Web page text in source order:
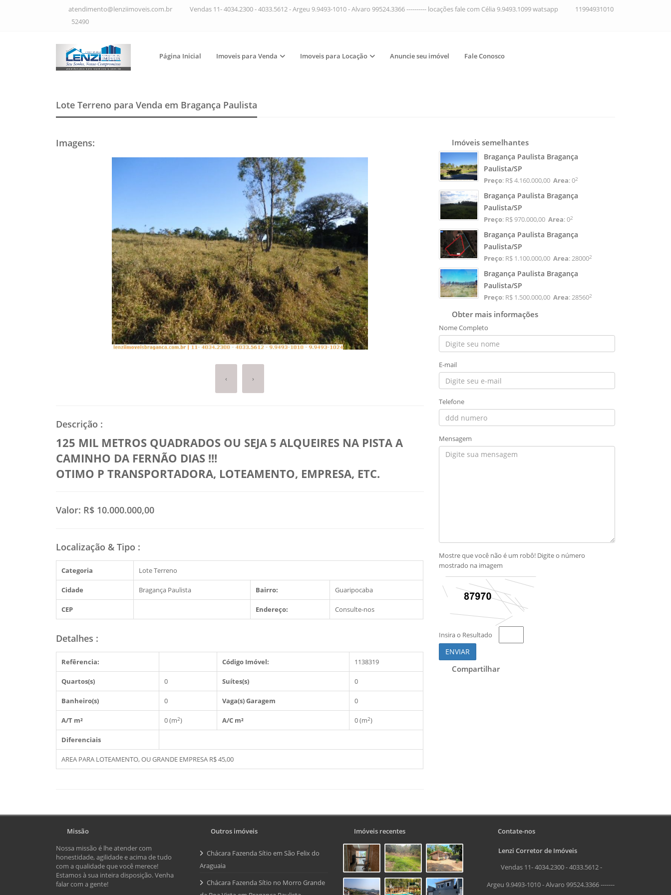
atendimento@lenziimoveis.com.br Vendas 11- 4034.2300 - 4033.5612 - Argeu 9.9493-1010 - Alvaro 99524.3366 ---------- locações fale com Célia 9.9493.1099 watsapp
11994931010
52490
Página Inicial Imoveis para Venda Imoveis para Locação Anuncie seu imóvel Fale Conosco
Lote Terreno para Venda em Bragança Paulista
Imagens:
‹ ›
Descrição :
125 MIL METROS QUADRADOS OU SEJA 5 ALQUEIRES NA PISTA A
CAMINHO DA FERNÃO DIAS !!!
OTIMO P TRANSPORTADORA, LOTEAMENTO, EMPRESA, ETC.
Valor: R$ 10.000.000,00
Localização & Tipo :
Categoria Lote Terreno
Cidade Bragança Paulista Bairro: Guaripocaba
CEP Endereço: Consulte-nos
Detalhes :
Refêrencia: Código Imóvel: 1138319
Quartos(s) 0 Suítes(s) 0
Banheiro(s) 0 Vaga(s) Garagem 0
A/T m² 0 (m2) A/C m² 0 (m2)
Diferenciais
AREA PARA LOTEAMENTO, OU GRANDE EMPRESA R$ 45,00
Imóveis semelhantes
Bragança Paulista Bragança
Paulista/SP
Preço: R$ 4.160.000,00 Area: 02
Bragança Paulista Bragança
Paulista/SP
Preço: R$ 970.000,00 Area: 02
Bragança Paulista Bragança
Paulista/SP
Preço: R$ 1.100.000,00 Area: 280002
Bragança Paulista Bragança
Paulista/SP
Preço: R$ 1.500.000,00 Area: 285602
Obter mais informações
Nome Completo
E-mail
Telefone
Mensagem
Mostre que você não é um robô! Digite o número
mostrado na imagem
Insira o Resultado
ENVIAR
Compartilhar
Missão
Nossa missão é lhe atender com
honestidade, agilidade e acima de tudo
com a qualidade que você merece!
Estamos à sua inteira disposição. Venha
falar com a gente!
Outros imóveis
Chácara Fazenda Sítio em São Felix do
Araguaia
Chácara Fazenda Sítio no Morro Grande
Imóveis recentes Contate-nos
Lenzi Corretor de Imóveis
Vendas 11- 4034.2300 - 4033.5612 -
Argeu 9.9493-1010 - Alvaro 99524.3366 -------